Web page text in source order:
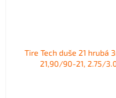
Tire Tech duše 21 hrubá
21,90/90-21, 2.75/